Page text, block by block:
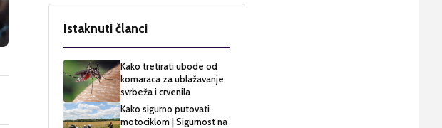
Istaknuti članci
Kako tretirati ubode od
komaraca za ublažavanje
svrbeža i crvenila
Kako sigurno putovati
motociklom | Sigurnost na